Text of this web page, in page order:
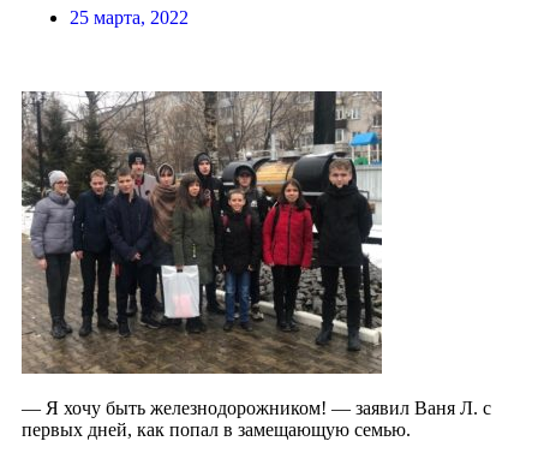
25 марта, 2022
— Я хочу быть железнодорожником! — заявил Ваня Л. с
первых дней, как попал в замещающую семью.